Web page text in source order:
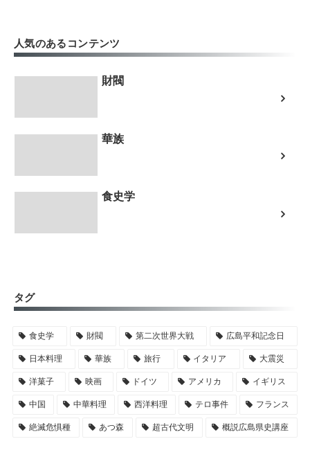
人気のあるコンテンツ
財閥
華族
食史学
タグ
食史学 財閥 第二次世界大戦 広島平和記念日
日本料理 華族 旅行 イタリア 大震災
洋菓子 映画 ドイツ アメリカ イギリス
中国 中華料理 西洋料理 テロ事件 フランス
絶滅危惧種 あつ森 超古代文明 概説広島県史講座